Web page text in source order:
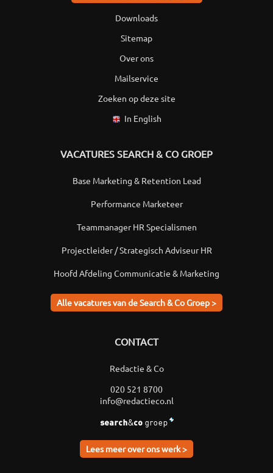
Downloads
Sitemap
Over ons
Mailservice
Zoeken op deze site
In English
VACATURES SEARCH & CO GROEP
Base Marketing & Retention Lead
Performance Marketeer
Teammanager HR Specialismen
Projectleider / Strategisch Adviseur HR
Hoofd Afdeling Communicatie & Marketing
Alle vacatures van de Search & Co Groep >
CONTACT
Redactie & Co
020 521 8700
info@redactieco.nl
Lees meer over ons werk >